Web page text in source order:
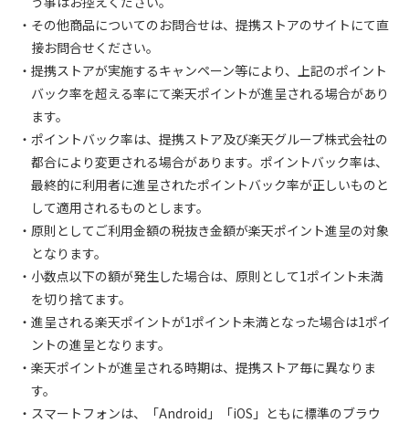
・その他商品についてのお問合せは、提携ストアのサイトにて直
接お問合せください。
・提携ストアが実施するキャンペーン等により、上記のポイント
バック率を超える率にて楽天ポイントが進呈される場合があり
ます。
・ポイントバック率は、提携ストア及び楽天グループ株式会社の
都合により変更される場合があります。ポイントバック率は、
最終的に利用者に進呈されたポイントバック率が正しいものと
して適用されるものとします。
・原則としてご利用金額の税抜き金額が楽天ポイント進呈の対象
となります。
・小数点以下の額が発生した場合は、原則として1ポイント未満
を切り捨てます。
・進呈される楽天ポイントが1ポイント未満となった場合は1ポイ
ントの進呈となります。
・楽天ポイントが進呈される時期は、提携ストア毎に異なりま
す。
・スマートフォンは、「Android」「iOS」ともに標準のブラウ